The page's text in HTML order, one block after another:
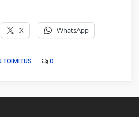
X WhatsApp
TOIMITUS 0